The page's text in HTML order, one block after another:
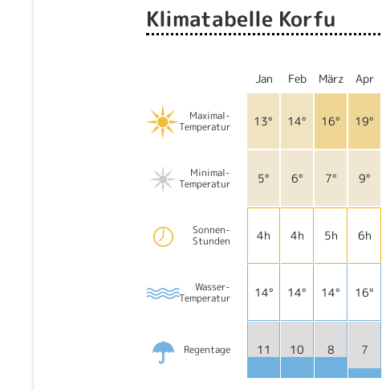
Klimatabelle Korfu
Jan Feb März Apr
Maximal-
Temperatur
13° 14° 16° 19°
Minimal-
Temperatur
5° 6° 7° 9°
Sonnen-
Stunden
4h 4h 5h 6h
Wasser-
Temperatur
14° 14° 14° 16°
Regentage 11 10 8 7